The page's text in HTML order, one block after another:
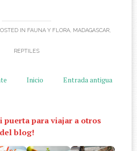
IN FAUNA Y FLORA, MADAGASCAR,
REPTILES
Entrada antigua
Inicio
puerta para viajar a otros
blog!